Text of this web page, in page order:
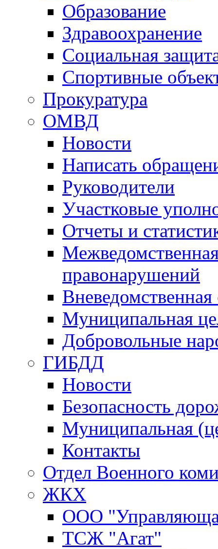
Образование
Здравоохранение
Социальная
Спортивные
Прокуратура
ОМВД
Новости
Написать
Руководители
Участковые
Отчеты и
правонарушений
Вневедомственная
Муниципальная
Добровольные
ГИБДД
Новости
Безопасность
Муниципальная
Контакты
Отдел Военного
ЖКХ
ООО
ТСЖ "Агат"